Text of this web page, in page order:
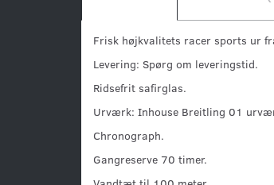
Frisk højkvalitets racer sports ur
Levering: Spørg om leveringstid.
Ridsefrit safirglas.
Urværk: Inhouse Breitling 01
Chronograph.
Gangreserve 70 timer.